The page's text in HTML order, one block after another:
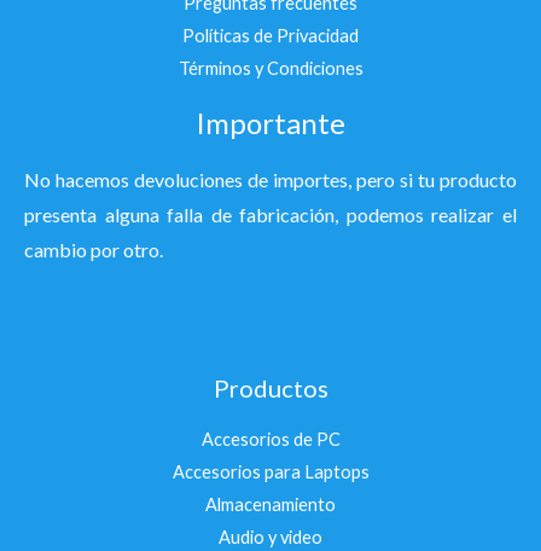
Políticas de Privacidad
Términos y Condiciones
Importante
No hacemos devoluciones de importes, pero si tu producto
presenta alguna falla de fabricación, podemos realizar el
cambio por otro.
Productos
Accesorios de PC
Accesorios para Laptops
Almacenamiento
Audio y video